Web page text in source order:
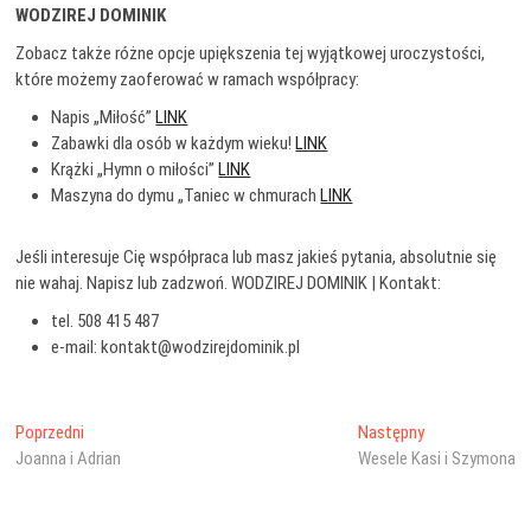
WODZIREJ DOMINIK
Zobacz także różne opcje upiększenia tej wyjątkowej uroczystości,
które możemy zaoferować w ramach współpracy:
Napis „Miłość”LINK
Zabawki dla osób w każdym wieku!LINK
Krążki „Hymn o miłości”LINK
Maszyna do dymu „Taniec w chmurachLINK
Jeśli interesuje Cię współpraca lub masz jakieś pytania, absolutnie się
nie wahaj. Napisz lub zadzwoń. WODZIREJ DOMINIK | Kontakt:
tel. 508 415 487
e-mail: kontakt@wodzirejdominik.pl
Nawigacja
wpisu
Poprzedni
wpis:
Joanna i Adrian
NastępnyNastępny
wpis:
Wesele Kasi i Szymona